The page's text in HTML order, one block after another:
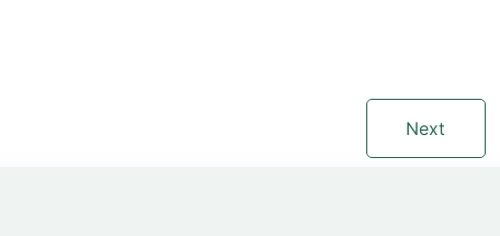
Next